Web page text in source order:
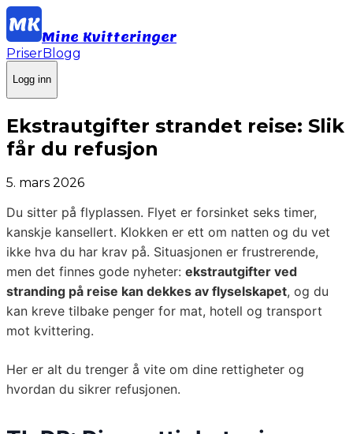
Mine Kvitteringer
PriserBlogg
Logg inn
Ekstrautgifter strandet reise: Slik
får du refusjon
5. mars 2026
Du sitter på flyplassen. Flyet er forsinket seks timer,
kanskje kansellert. Klokken er ett om natten og du vet
ikke hva du har krav på. Situasjonen er frustrerende,
men det finnes gode nyheter: ekstrautgifter ved
stranding på reise kan dekkes av flyselskapet, og du
kan kreve tilbake penger for mat, hotell og transport
mot kvittering.
Her er alt du trenger å vite om dine rettigheter og
hvordan du sikrer refusjonen.